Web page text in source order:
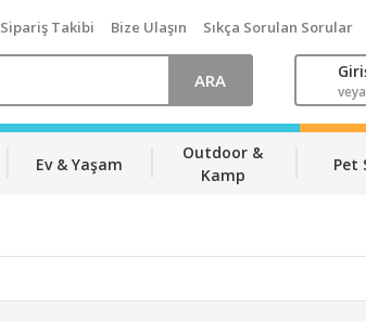
Sipariş Takibi Bize Ulaşın Sıkça Sorulan Sorular
ARA
Ev & Yaşam
Outdoor &
Kamp
Pet